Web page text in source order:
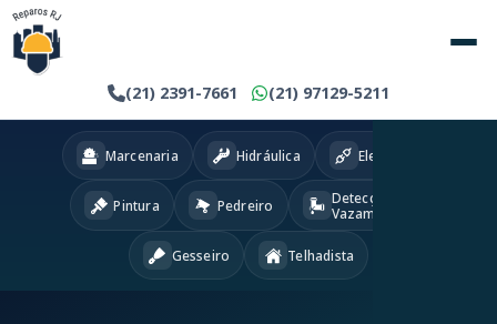
(21) 2391-7661 (21) 97129-5211
Marcenaria Hidráulica Eletricista
Pintura Pedreiro
Detecção
Vazamentos
Gesseiro Telhadista